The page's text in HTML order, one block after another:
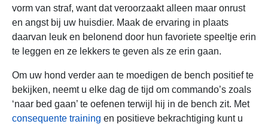
vorm van straf, want dat veroorzaakt alleen maar onrust
en angst bij uw huisdier. Maak de ervaring in plaats
daarvan leuk en belonend door hun favoriete speeltje erin
te leggen en ze lekkers te geven als ze erin gaan.
Om uw hond verder aan te moedigen de bench positief te
bekijken, neemt u elke dag de tijd om commando’s zoals
‘naar bed gaan’ te oefenen terwijl hij in de bench zit. Met
consequente training en positieve bekrachtiging kunt u